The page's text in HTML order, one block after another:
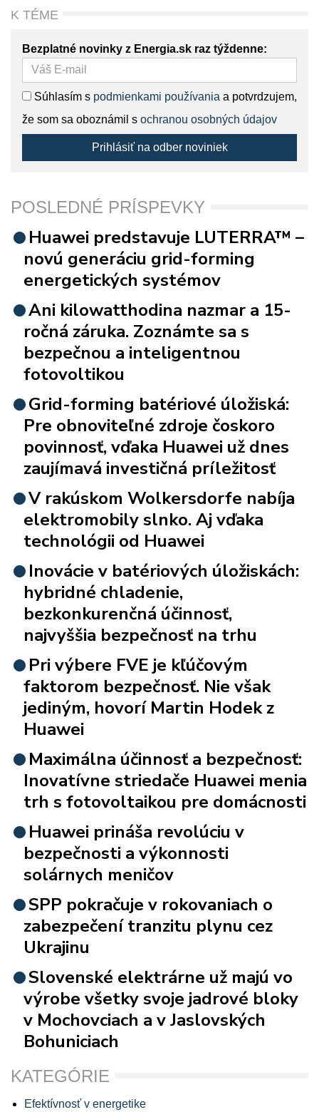
K TÉME
Bezplatné novinky z Energia.sk raz týždenne:
Súhlasím s podmienkami používania a potvrdzujem,
že som sa oboznámil s ochranou osobných údajov
Prihlásiť na odber noviniek
POSLEDNÉ PRÍSPEVKY
Huawei predstavuje LUTERRA™ –
novú generáciu grid-forming
energetických systémov
Ani kilowatthodina nazmar a 15-
ročná záruka. Zoznámte sa s
bezpečnou a inteligentnou
fotovoltikou
Grid-forming batériové úložiská:
Pre obnoviteľné zdroje čoskoro
povinnosť, vďaka Huawei už dnes
zaujímavá investičná príležitosť
V rakúskom Wolkersdorfe nabíja
elektromobily slnko. Aj vďaka
technológii od Huawei
Inovácie v batériových úložiskách:
hybridné chladenie,
bezkonkurenčná účinnosť,
najvyššia bezpečnosť na trhu
Pri výbere FVE je kľúčovým
faktorom bezpečnosť. Nie však
jediným, hovorí Martin Hodek z
Huawei
Maximálna účinnosť a bezpečnosť:
Inovatívne striedače Huawei menia
trh s fotovoltaikou pre domácnosti
Huawei prináša revolúciu v
bezpečnosti a výkonnosti
solárnych meničov
SPP pokračuje v rokovaniach o
zabezpečení tranzitu plynu cez
Ukrajinu
Slovenské elektrárne už majú vo
výrobe všetky svoje jadrové bloky
v Mochovciach a v Jaslovských
Bohuniciach
KATEGÓRIE
Efektívnosť v energetike